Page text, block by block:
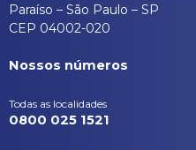
Paraíso – São Paulo – SP
CEP 04002-020
Nossos números
Todas as localidades
0800 025 1521